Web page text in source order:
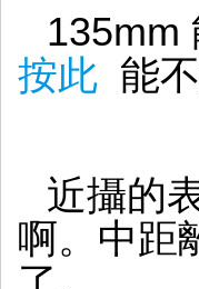
135mm
按此 能
近攝的
啊。中距